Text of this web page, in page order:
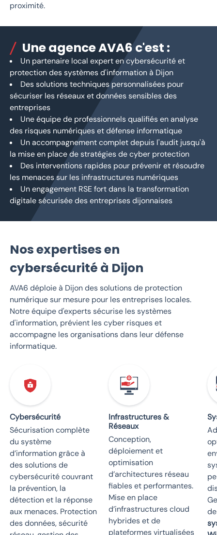
proximité.
Une agence AVA6 c'est :
Un partenaire local expert en cybersécurité et
protection des systèmes d'information à Dijon
Des solutions techniques personnalisées pour
sécuriser les réseaux et données sensibles des
entreprises
Une équipe de professionnels qualifiés en analyse
des risques numériques et défense informatique
Un accompagnement complet depuis l'audit jusqu'à
la mise en place de stratégies de cyber protection
Des interventions rapides pour prévenir et résoudre
les menaces sur les infrastructures numériques
Un engagement RSE fort dans la transformation
digitale sécurisée des entreprises dijonnaises
Nos expertises en
cybersécurité à Dijon
AVA6 déploie à Dijon des solutions de protection
numérique sur mesure pour les entreprises locales.
Notre équipe d'experts sécurise les systèmes
d'information, prévient les cyber risques et
accompagne les organisations dans leur défense
informatique.
Cybersécurité
Sécurisation complète
du système
d’information grâce à
des solutions de
cybersécurité couvrant
la prévention, la
détection et la réponse
aux menaces. Protection
des données, sécurité
Infrastructures &
Réseaux
Conception,
déploiement et
optimisation
d’architectures réseau
fiables et performantes.
Mise en place
d’infrastructures cloud
hybrides et de
plateformes virtualisées